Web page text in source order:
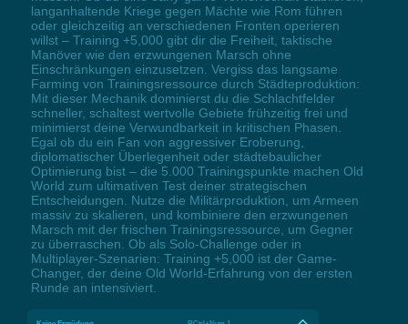
langanhaltende Kriege gegen Mächte wie Rom führen
oder gleichzeitig an verschiedenen Fronten operieren
willst – Training +5,000 gibt dir die Freiheit, taktische
Manöver wie den erzwungenen Marsch ohne
Einschränkungen einzusetzen. Vergiss das langsame
Farming von Trainingsressource durch Städteproduktion:
Mit dieser Mechanik dominierst du die Schlachtfelder
schneller, schaltest wertvolle Gebiete frühzeitig frei und
minimierst deine Verwundbarkeit in kritischen Phasen.
Egal ob du ein Fan von aggressiver Eroberung,
diplomatischer Überlegenheit oder städtebaulicher
Optimierung bist – die 5.000 Trainingspunkte machen Old
World zum ultimativen Test deiner strategischen
Entscheidungen. Nutze die Militärproduktion, um Armeen
massiv zu skalieren, und kombiniere den erzwungenen
Marsch mit der frischen Trainingsressource, um Gegner
zu überraschen. Ob als Solo-Challenge oder in
Multiplayer-Szenarien: Training +5,000 ist der Game-
Changer, der deine Old World-Erfahrung von der ersten
Runde an intensiviert.